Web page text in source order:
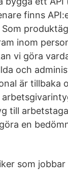
finns
inom
vi göra
och
är tillbaka
till
en
som